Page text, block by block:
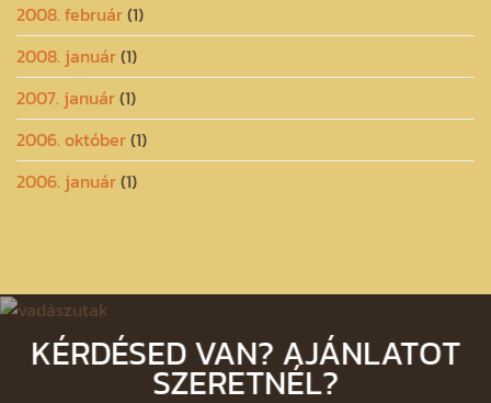
2008. február(1)
2008. január(1)
2007. január(1)
2006. október(1)
2006. január(1)
KÉRDÉSED VAN? AJÁNLATOT
SZERETNÉL?